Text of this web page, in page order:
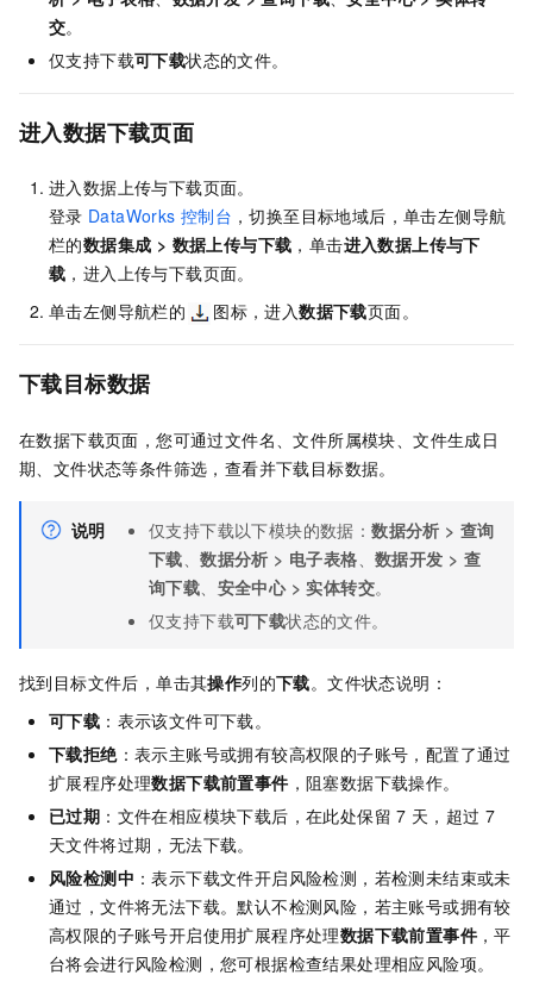
交。
仅支持下载可下载状态的文件。
进入数据下载页面
进入数据上传与下载页面。
登录 DataWorks 控制台 ，切换至目标地域后，单击左侧导航
栏的数据集成 > 数据上传与下载 ，单击进入数据上传与下
载 ，进入上传与下载页面。
单击左侧导航栏的
图标，进入数据下载页面。
下载目标数据
在数据下载页面，您可通过文件名、文件所属模块、文件生成日
期、文件状态等条件筛选，查看并下载目标数据。
说明 仅支持下载以下模块的数据：数据分析 >查询
下载 、数据分析 > 电子表格 、数据开发 > 查
询下载
安全中心>实体转交。
仅支持下载可下载状态的文件。
找到目标文件后，单击其操作列的下载。文件状态说明：
可下载 ：表示该文件可下载。
下载拒绝：表示主账号或拥有较高权限的子账号，配置了通过
扩展程序处理数据下载前置事件 ，阻塞数据下载操作。
已过期 ：文件在相应模块下载后，在此处保留 7 天，超过 7
天文件将过期，无法下载。
风险检测中 ：表示下载文件开启风险检测，若检测未结束或未
通过，文件将无法下载。默认不检测风险，若主账号或拥有较
高权限的子账号开启使用扩展程序处理数据下载前置事件 ，平
台将会进行风险检测，您可根据检查结果处理相应风险项。